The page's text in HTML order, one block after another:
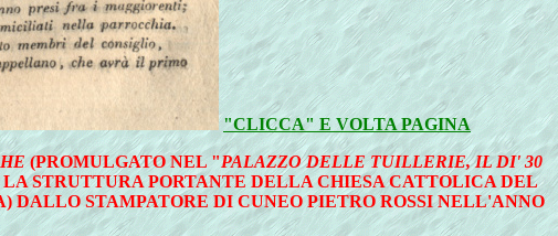
"CLICCA" E VOLTA PAGINA
(PROMULGATO NEL "PALAZZO DELLE TUILLERIE, IL DI' 30
STRUTTURA PORTANTE DELLA CHIESA CATTOLICA DEL
DALLO STAMPATORE DI CUNEO PIETRO ROSSI NELL'ANNO